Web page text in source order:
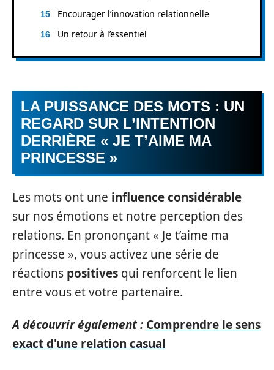
Encourager l’innovation relationnelle
Un retour à l’essentiel
LA PUISSANCE DES MOTS : UN
REGARD SUR L’INTENTION
DERRIÈRE « JE T’AIME MA
PRINCESSE »
Les mots ont une influence considérable
sur nos émotions et notre perception des
relations. En prononçant « Je t’aime ma
princesse », vous activez une série de
réactions positives qui renforcent le lien
entre vous et votre partenaire.
A découvrir également : Comprendre le sens
exact d'une relation casual